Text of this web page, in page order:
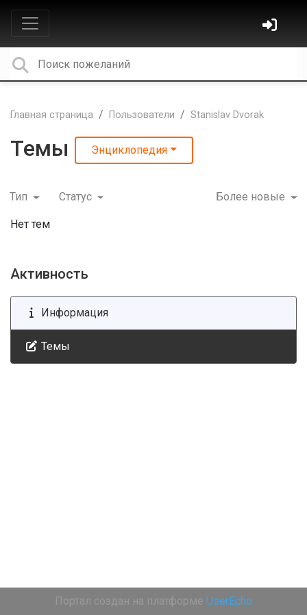
Главная страница Пользователи Stanislav Dvorak
Темы Энциклопедия
Тип Статус Более новые
Нет тем
Активность
Информация
Темы
Портал создан на платформе UserEcho